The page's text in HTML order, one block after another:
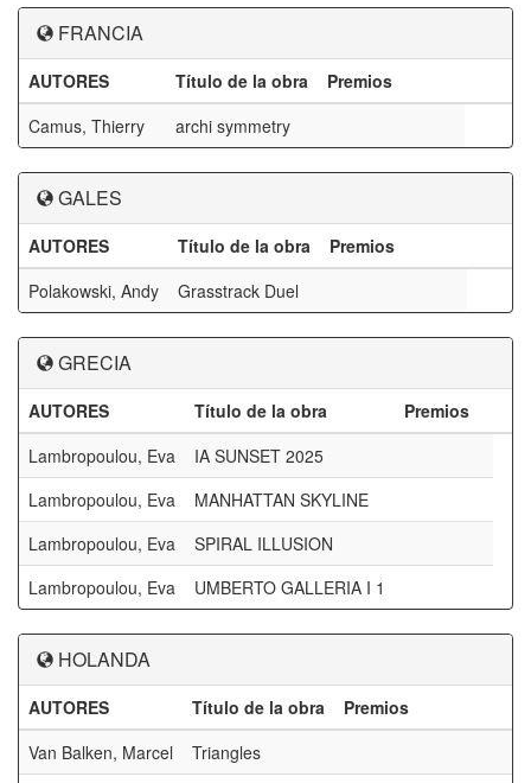
FRANCIA
AUTORES Título de la obra
Premios
Camus, Thierry
archi symmetry
GALES
AUTORES Título de la obra
Premios
Polakowski, Andy
Grasstrack Duel
GRECIA
AUTORES Título de la obra
Premios
Lambropoulou, Eva
IA SUNSET 2025
Lambropoulou, Eva
MANHATTAN SKYLINE
Lambropoulou, Eva
SPIRAL ILLUSION
Lambropoulou, Eva
UMBERTO GALLERIA I 1
HOLANDA
AUTORES Título de la obra
Premios
Van Balken, Marcel
Triangles